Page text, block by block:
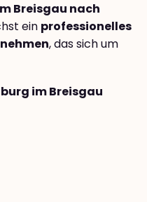
Breisgau nach
ein professionelles
, das sich um
im Breisgau